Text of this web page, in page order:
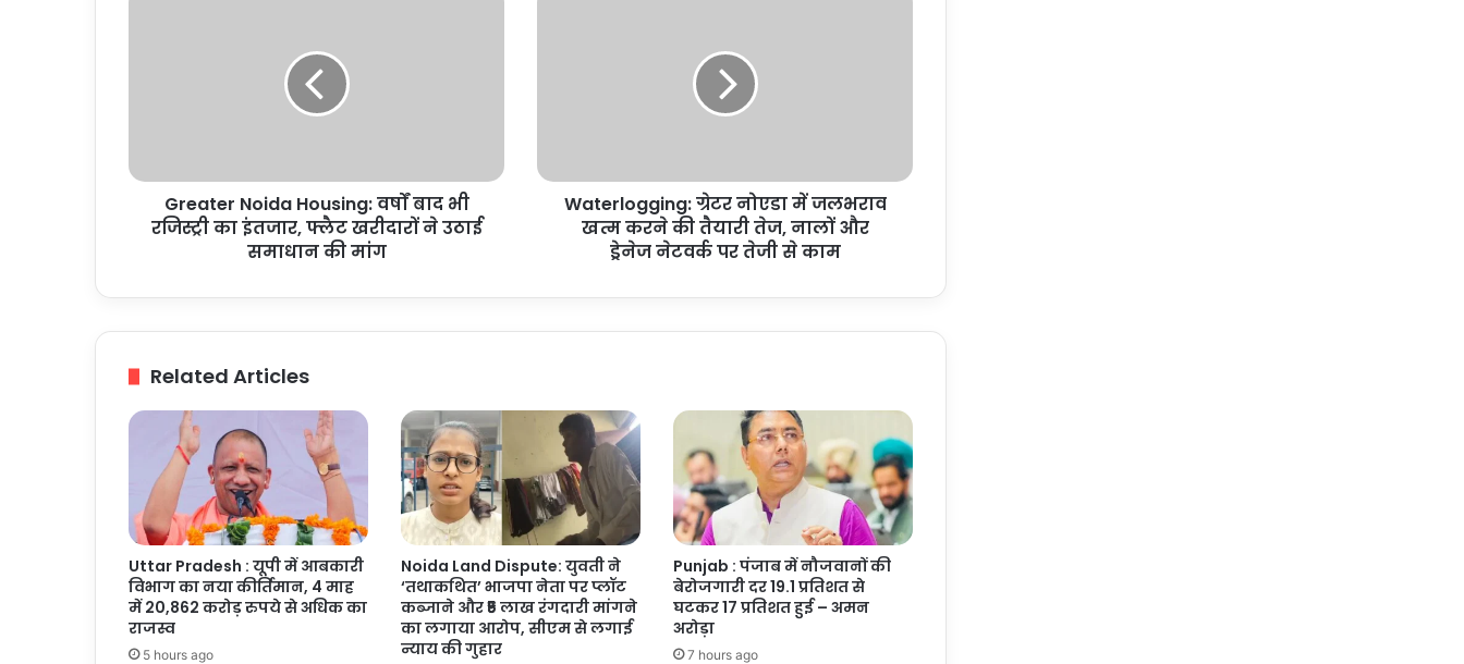
इंतजार,
खरीदारों
मांग
Greater Noida Housing: वर्षों बाद भी
रजिस्ट्री का इंतजार, फ्लैट खरीदारों ने उठाई
समाधान की मांग
तैयारी
तेजी
Waterlogging: ग्रेटर नोएडा में जलभराव
खत्म करने की तैयारी तेज, नालों और
ड्रेनेज नेटवर्क पर तेजी से काम
Related Articles
Uttar Pradesh : यूपी में आबकारी
विभाग का नया कीर्तिमान, 4 माह
में 20,862 करोड़ रुपये से अधिक का
राजस्व
5 hours ago
Noida Land Dispute: युवती ने
‘तथाकथित’ भाजपा नेता पर प्लॉट
कब्जाने और ₹5 लाख रंगदारी मांगने
का लगाया आरोप, सीएम से लगाई
न्याय की गुहार
Punjab : पंजाब में नौजवानों की
बेरोजगारी दर 19.1 प्रतिशत से
घटकर 17 प्रतिशत हुई – अमन
अरोड़ा
7 hours ago